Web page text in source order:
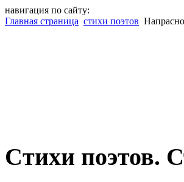
навигация по сайту:
Главная страница стихи поэтов
Cтихи поэтов.